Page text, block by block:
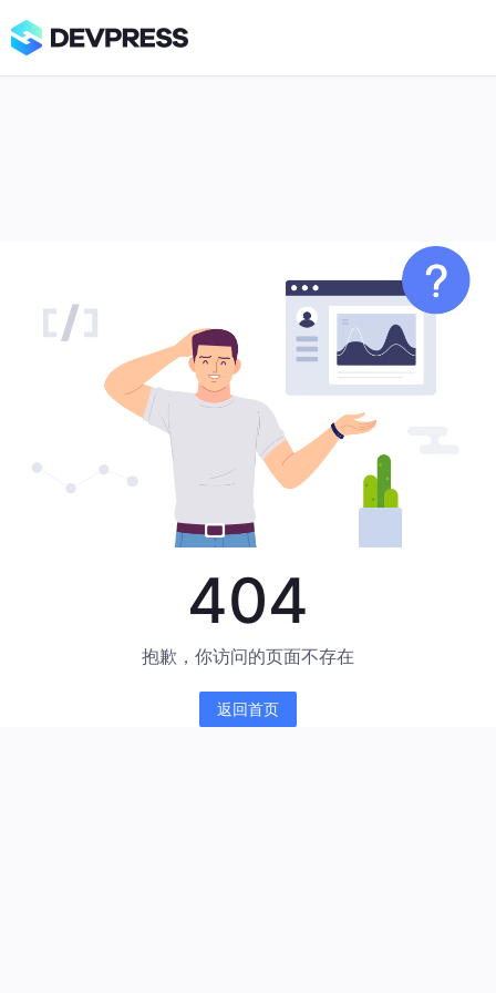
404
抱歉，你访问的页面不存在
返回首页